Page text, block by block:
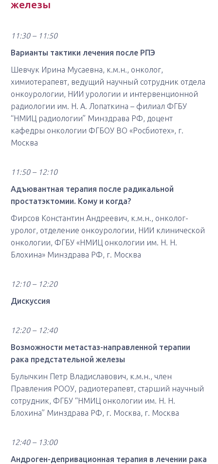
железы
11:30 – 11:50
Варианты тактики лечения после РПЭ
Шевчук Ирина Мусаевна, к.м.н., онколог,
химиотерапевт, ведущий научный сотрудник отдела
онкоурологии, НИИ урологии и интервенционной
радиологии им. Н. А. Лопаткина – филиал ФГБУ
“НМИЦ радиологии” Минздрава РФ, доцент
кафедры онкологии ФГБОУ ВО «Росбиотех», г.
Москва
11:50 – 12:10
Aдъювантная терапия после радикальной
простатэктомии. Кому и когда?
Фирсов Константин Андреевич, к.м.н., онколог-
уролог, отделение онкоурологии, НИИ клинической
онкологии, ФГБУ «НМИЦ онкологии им. Н. Н.
Блохина» Минздрава РФ, г. Москва
12:10 – 12:20
Дискуссия
12:20 – 12:40
Возможности метастаз-направленной терапии
рака предстательной железы
Булычкин Петр Владиславович, к.м.н., член
Правления РООУ, радиотерапевт, старший научный
сотрудник, ФГБУ “НМИЦ онкологии им. Н. Н.
Блохина” Минздрава РФ, г. Москва, г. Москва
12:40 – 13:00
Андроген-депривационная терапия в лечении рака